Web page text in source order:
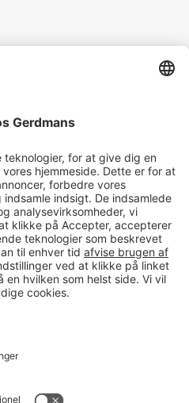
A/S Alle priser er ekskl.